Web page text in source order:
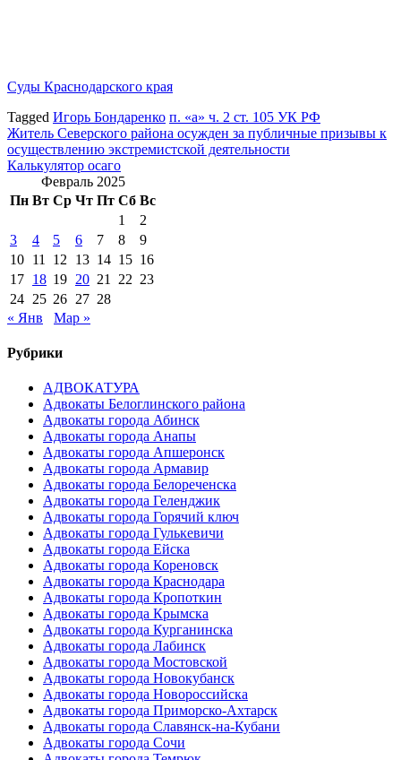
Суды Краснодарского края
Tagged Игорь Бондаренко п. «а» ч. 2 ст. 105 УК РФ
Навигация
по
записям
Житель Северского района осужден за публичные призывы к
осуществлению экстремистской деятельности
Калькулятор осаго
Февраль 2025
Пн Вт Ср Чт Пт Сб Вс
1
2
3
4 5 6 7 8
9
10 11 12 13 14 15 16
17 18 19 20 21 22 23
24 25 26 27 28
« Янв
Мар »
Рубрики
АДВОКАТУРА
Адвокаты Белоглинского района
Адвокаты города Абинск
Адвокаты города Анапы
Адвокаты города Апшеронск
Адвокаты города Армавир
Адвокаты города Белореченска
Адвокаты города Геленджик
Адвокаты города Горячий ключ
Адвокаты города Гулькевичи
Адвокаты города Ейска
Адвокаты города Кореновск
Адвокаты города Краснодара
Адвокаты города Кропоткин
Адвокаты города Крымска
Адвокаты города Курганинска
Адвокаты города Лабинск
Адвокаты города Мостовской
Адвокаты города Новокубанск
Адвокаты города Новороссийска
Адвокаты города Приморско-Ахтарск
Адвокаты города Славянск-на-Кубани
Адвокаты города Сочи